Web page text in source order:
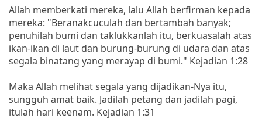
Allah memberkati mereka, lalu Allah berfirman kepada
mereka: "Beranakcuculah dan bertambah banyak;
penuhilah bumi dan taklukkanlah itu, berkuasalah atas
ikan-ikan di laut dan burung-burung di udara dan atas
segala binatang yang merayap di bumi." Kejadian 1:28
Maka Allah melihat segala yang dijadikan-Nya itu,
sungguh amat baik. Jadilah petang dan jadilah pagi,
itulah hari keenam. Kejadian 1:31